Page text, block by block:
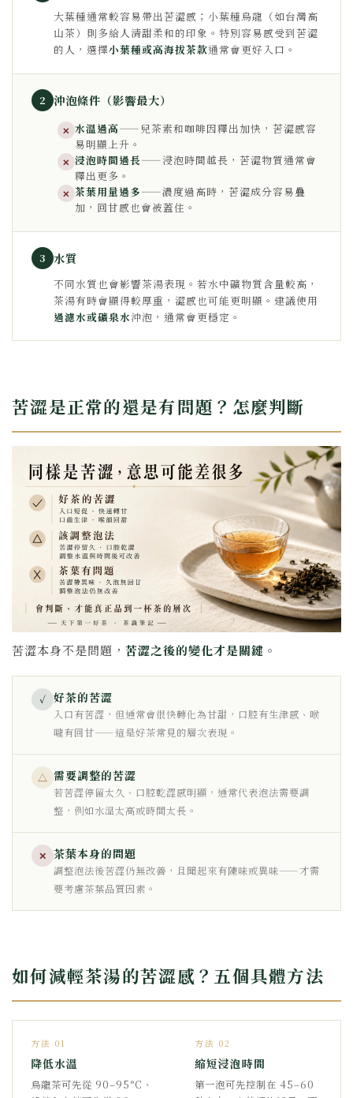
大葉種通常較容易帶出苦澀感；小葉種烏龍（如台灣高
山茶）則多給人清甜柔和的印象。特別容易感受到苦澀
的人，選擇小葉種或高海拔茶款通常會更好入口。
2 沖泡條件（影響最大）
✕ 水溫過高——兒茶素和咖啡因釋出加快，苦澀感容
易明顯上升。
✕ 浸泡時間過長——浸泡時間越長，苦澀物質通常會
釋出更多。
✕ 茶葉用量過多——濃度過高時，苦澀成分容易疊
加，回甘感也會被蓋住。
3 水質
不同水質也會影響茶湯表現。若水中礦物質含量較高，
茶湯有時會顯得較厚重，澀感也可能更明顯。建議使用
過濾水或礦泉水沖泡，通常會更穩定。
苦澀是正常的還是有問題？怎麼判斷
苦澀本身不是問題， 苦澀之後的變化才是關鍵 。
✓ 好茶的苦澀
入口有苦澀，但通常會很快轉化為甘甜，口腔有生津感、喉
嚨有回甘——這是好茶常見的層次表現。
△ 需要調整的苦澀
若苦澀停留太久、口腔乾澀感明顯，通常代表泡法需要調
整，例如水溫太高或時間太長。
✕ 茶葉本身的問題
調整泡法後苦澀仍無改善，且聞起來有陳味或異味——才需
要考慮茶葉品質因素。
如何減輕茶湯的苦澀感？五個具體方法
方法 01
降低水溫
烏龍茶可先從 90–95°C、
方法 02
縮短浸泡時間
第一泡可先控制在 45–60